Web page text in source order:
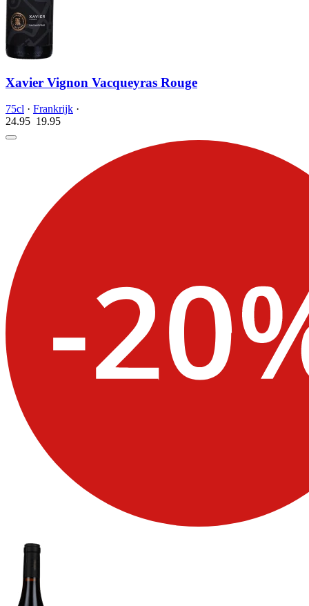
Xavier Vignon Vacqueyras Rouge
75cl · Frankrijk ·
24.95 19.95